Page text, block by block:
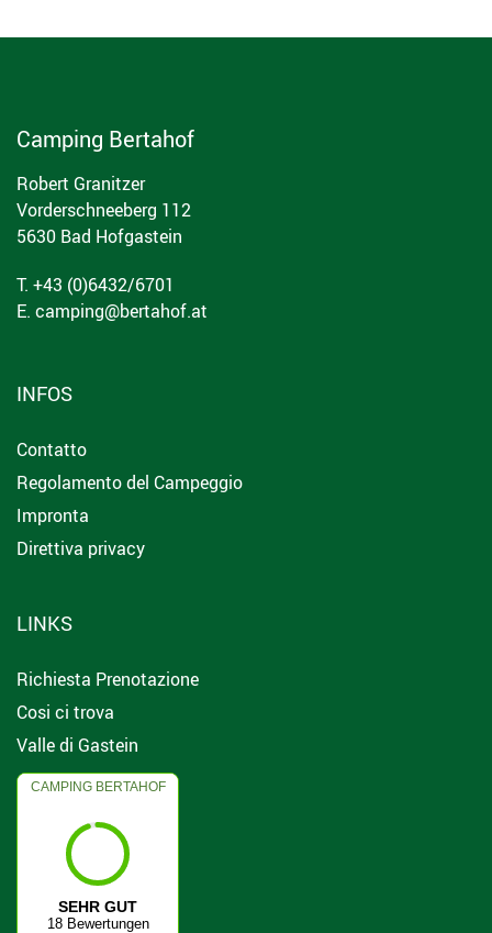
Camping Bertahof
Robert Granitzer
Vorderschneeberg 112
5630 Bad Hofgastein
T. +43 (0)6432/6701
E. camping@bertahof.at
INFOS
Contatto
Regolamento del Campeggio
Impronta
Direttiva privacy
LINKS
Richiesta Prenotazione
Cosi ci trova
Valle di Gastein
CAMPING BERTAHOF
SEHR GUT
18 Bewertungen